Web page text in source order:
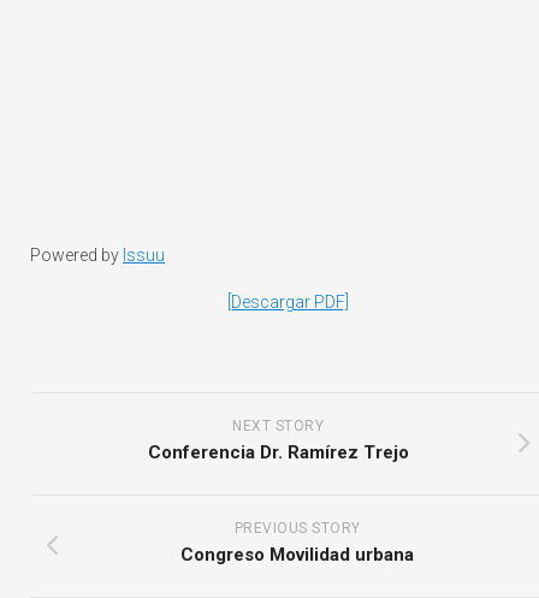
Powered by Issuu
[Descargar PDF]
NEXT STORY
Conferencia Dr. Ramírez Trejo
PREVIOUS STORY
Congreso Movilidad urbana